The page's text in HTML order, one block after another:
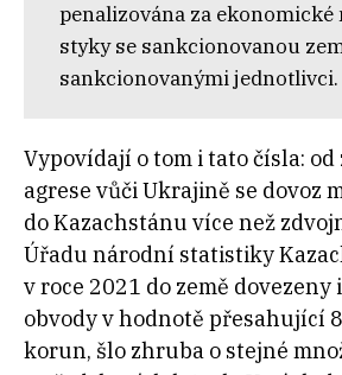
penalizována za ekonomické
styky se sankcionovanou
sankcionovanými jednotlivci.
Vypovídají o tom i tato čísla:
agrese vůči Ukrajině se dovoz
do Kazachstánu více než
Úřadu národní statistiky
v roce 2021 do země
obvody v hodnotě přesahující
korun, šlo zhruba o stejné